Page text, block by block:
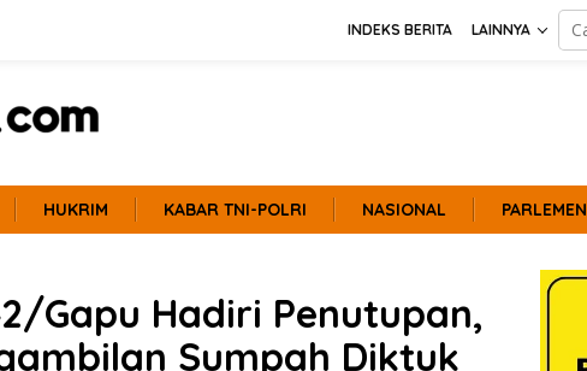
INDEKS BERITA LAINNYA
HUKRIM KABAR TNI-POLRI NASIONAL PARLEMEN
Gapu Hadiri Penutupan,
Sumpah Diktuk